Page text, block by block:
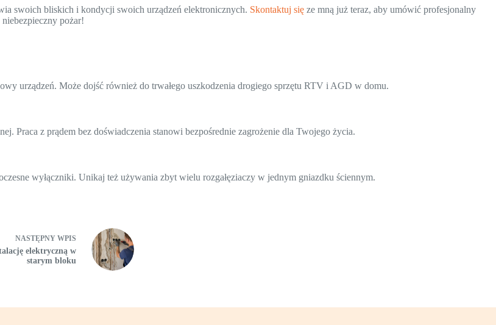
swoich bliskich i kondycji swoich urządzeń elektronicznych. Skontaktuj się ze mną już teraz, aby umówić profesjonalny
pożar!
urządzeń. Może dojść również do trwałego uszkodzenia drogiego sprzętu RTV i AGD w domu.
Praca z prądem bez doświadczenia stanowi bezpośrednie zagrożenie dla Twojego życia.
wyłączniki. Unikaj też używania zbyt wielu rozgałęziaczy w jednym gniazdku ściennym.
NASTĘPNY WPIS
elektryczną w
starym bloku